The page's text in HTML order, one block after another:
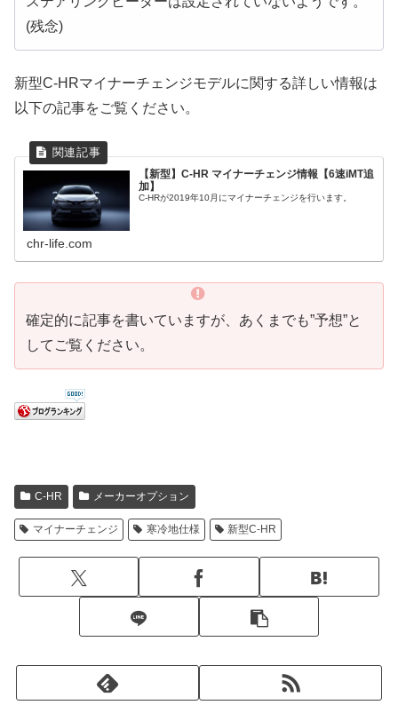
(残念)
新型C-HRマイナーチェンジモデルに関する詳しい情報は
以下の記事をご覧ください。
【新型】C-HR マイナーチェンジ情報【6速iMT追
加】
C-HRが2019年10月にマイナーチェンジを行います。
chr-life.com
確定的に記事を書いていますが、あくまでも”予想”と
してご覧ください。
C-HR メーカーオプション
マイナーチェンジ 寒冷地仕様 新型C-HR